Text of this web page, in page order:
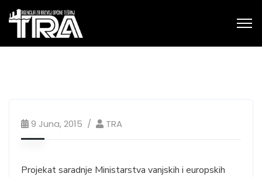
9 Juna, 2015 TRA
Projekat saradnje Ministarstva vanjskih i europskih